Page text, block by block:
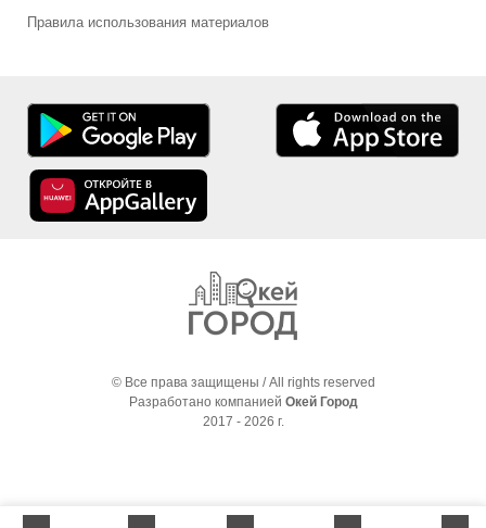
Правила использования материалов
© Все права защищены / All rights reserved
Разработано компанией Окей Город
2017 - 2026 г.